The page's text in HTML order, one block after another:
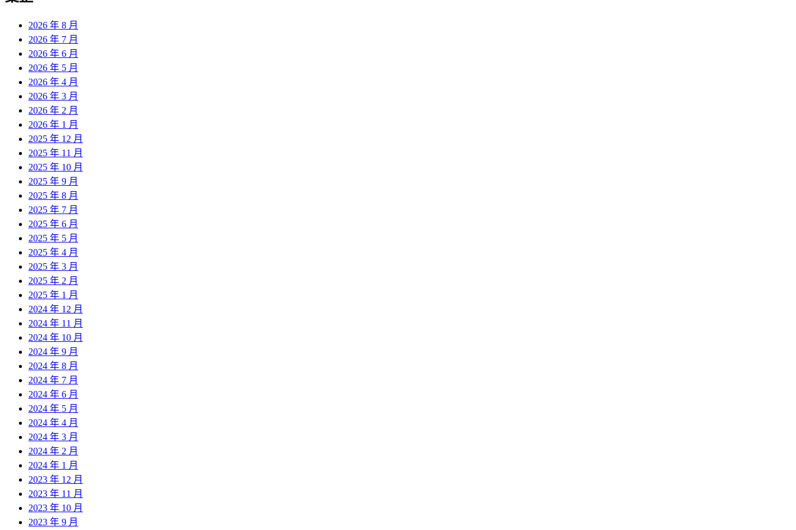
2026 年 8 月
2026 年 7 月
2026 年 6 月
2026 年 5 月
2026 年 4 月
2026 年 3 月
2026 年 2 月
2026 年 1 月
2025 年 12 月
2025 年 11 月
2025 年 10 月
2025 年 9 月
2025 年 8 月
2025 年 7 月
2025 年 6 月
2025 年 5 月
2025 年 4 月
2025 年 3 月
2025 年 2 月
2025 年 1 月
2024 年 12 月
2024 年 11 月
2024 年 10 月
2024 年 9 月
2024 年 8 月
2024 年 7 月
2024 年 6 月
2024 年 5 月
2024 年 4 月
2024 年 3 月
2024 年 2 月
2024 年 1 月
2023 年 12 月
2023 年 11 月
2023 年 10 月
2023 年 9 月